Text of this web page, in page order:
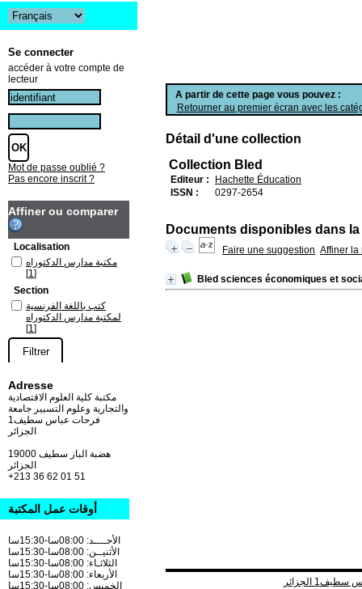
A partir de cette page vous pouvez :
Retourner au premier écran avec les
Détail d'une collection
Collection Bled
Editeur :
Hachette Éducation
ISSN :
0297-2654
Documents disponibles dans
Faire une suggestion Affiner la
Bled sciences économiques et
Se connecter
accéder à votre compte de
lecteur
Mot de passe oublié ?
Pas encore inscrit ?
Affiner ou comparer
Localisation
مكتبة مدارس الدكتوراه
[1]
Section
كتب باللغة الفرنسية
لمكتبة مدارس الدكتوراه
[1]
Adresse
مكتبة كلية العلوم الاقتصادية
والتجارية وعلوم التسيير جامعة
فرحات عباس سطيف1
الجزائر
19000 هضبة الباز سطيف
+213 36 62 01 51
أوقات عمل المكتبة
الأحــــد: 08:00سا-15:30سا
الأثنيــن: 08:00سا-15:30سا
الثلاثـاء: 08:00سا-15:30سا
الأربعاء: 08:00سا-15:30سا
الخميس: 08:00سا-15:30سا